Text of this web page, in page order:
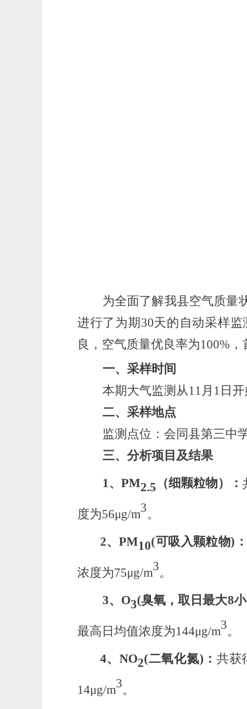
为全面了解我县空气质量
进行了为期30天的自动采样监
良， 空气质量优良率为100%，
一、采样时间
本期大气监测从 11月 1日
二、采样地点
监测点位：会同县第三中
三、分析项目及结果
1、 PM2.5 （细颗粒物） ：
度为56μg/m3。
2、PM10(可吸入颗粒物)
浓度为75μg/m3。
3、 O3(臭氧 ，取日最大8
最高日均值浓度为144μg/m3。
4、 NO2(二氧化氮) ： 共获
14μg/m3。